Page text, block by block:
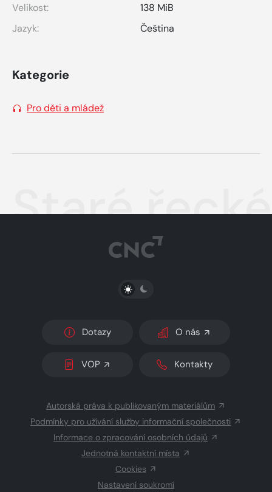
Velikost:
138 MiB
Jazyk:
Čeština
Kategorie
Pro děti a mládež
Staré
PŘEPNOUT SVĚTLÝ/TMAVÝ REŽIM
Dotazy O nás
VOP Kontakty
Autorská práva k publikovaným materiálům
Podmínky pro užívání služby informační společnosti
Informace o zpracování osobních údajů
Jednotná kontaktní místa
Cookies
Nastavení soukromí